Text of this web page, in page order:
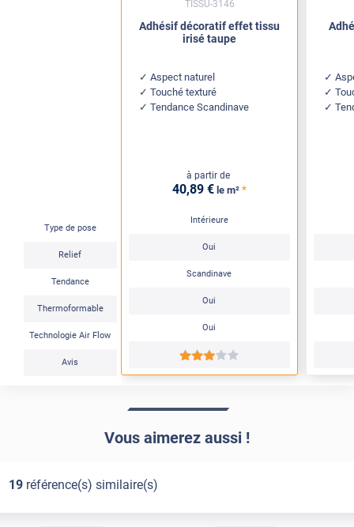
Type de pose
Relief
Tendance
Thermoformable
Technologie Air Flow
Avis
Adhésif décoratif effet tissu
irisé taupe
Aspect naturel
Touché texturé
Tendance Scandinave
à partir de
40,89 € le m² *
Intérieure
Oui
Scandinave
Oui
Oui
*****
TISSU-3146
Vous aimerez aussi !
19référence(s) similaire(s)